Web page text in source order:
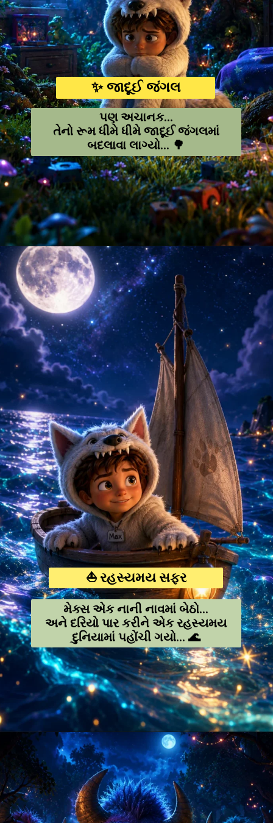
✨ જાદૂઈ જંગલ
પણ અચાનક...
તેનો રૂમ ધીમે ધીમે જાદૂઈ જંગલમાં
બદલાવા લાગ્યો... 🌳
Opening https://amoralstories.com/guj/max-ane-jangli-rakshaso-ni-varta/
⛵ રહસ્યમય સફર
મેક્સ એક નાની નાવમાં બેઠો...
અને દરિયો પાર કરીને એક રહસ્યમય
દુનિયામાં પહોંચી ગયો... 🌊
Opening